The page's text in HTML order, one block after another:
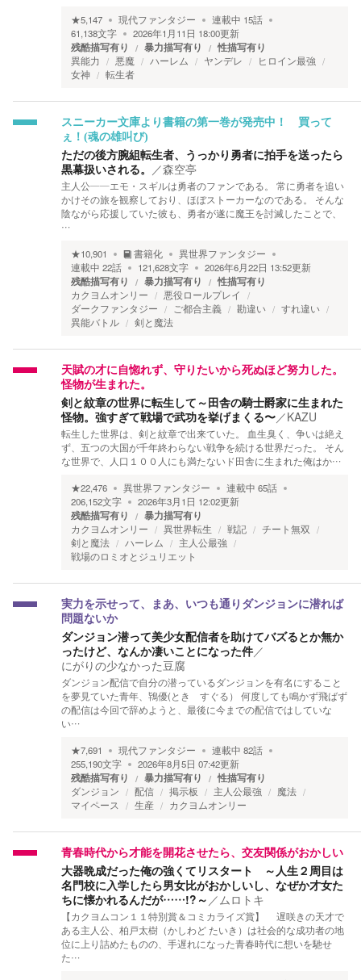
★5,147 現代ファンタジー 連載中 15話
61,138文字 2026年1月11日 18:00更新
残酷描写有り 暴力描写有り 性描写有り
異能力 悪魔 ハーレム ヤンデレ
ヒロイン最強
女神
転生者
スニーカー文庫より書籍の第一巻が発売中！ 買って
ぇ！(魂の雄叫び)
ただの後方腕組転生者、うっかり勇者に拍手を送ったら
黒幕扱いされる。 ／森空亭
主人公――エモ・スギルは勇者のファンである。 常に勇者を追い
かけその旅を観察しており、ほぼストーカーなのである。 そんな
陰ながら応援していた彼も、勇者が遂に魔王を討滅したことで、
…
★10,901 書籍化
異世界ファンタジー
連載中 22話 121,628文字 2026年6月22日 13:52更新
残酷描写有り 暴力描写有り 性描写有り
カクヨムオンリー
悪役ロールプレイ
ダークファンタジー
ご都合主義 勘違い
すれ違い
異能バトル
剣と魔法
天賦の才に自惚れず、守りたいから死ぬほど努力した。
怪物が生まれた。
剣と紋章の世界に転生して～田舎の騎士爵家に生まれた
怪物。強すぎて戦場で武功を挙げまくる〜／KAZU
転生した世界は、剣と紋章で出来ていた。 血生臭く、争いは絶え
ず、五つの大国が千年終わらない戦争を続ける世界だった。 そん
な世界で、人口１００人にも満たないド田舎に生まれた俺はか…
★22,476 異世界ファンタジー 連載中 65話
206,152文字 2026年3月1日 12:02更新
残酷描写有り 暴力描写有り
カクヨムオンリー 異世界転生 戦記
チート無双
剣と魔法
ハーレム
主人公最強
戦場のロミオとジュリエット
実力を示せって、まあ、いつも通りダンジョンに潜れば
問題ないか
ダンジョン潜って美少女配信者を助けてバズるとか無か
ったけど、なんか凄いことになった件／
にがりの少なかった豆腐
ダンジョン配信で自分の潜っているダンジョンを有名にすること
を夢見ていた青年、鴇優(とき すぐる） 何度しても鳴かず飛ばず
の配信は今回で辞めようと、最後に今までの配信ではしていな
い…
★7,691 現代ファンタジー 連載中 82話
255,190文字 2026年8月5日 07:42更新
残酷描写有り 暴力描写有り 性描写有り
ダンジョン 配信 掲示板 主人公最強
魔法
マイペース
生産 カクヨムオンリー
青春時代から才能を開花させたら、交友関係がおかしい
大器晩成だった俺の強くてリスタート ～人生２周目は
名門校に入学したら男女比がおかしいし、なぜか才女た
ちに懐かれるんだが……!?～ ／ムロトキ
【カクヨムコン１１特別賞＆コミカライズ賞】 遅咲きの天才で
ある主人公、柏戸太樹（かしわど たいき）は社会的な成功者の地
位に上り詰めたものの、手遅れになった青春時代に想いを馳せ
た…